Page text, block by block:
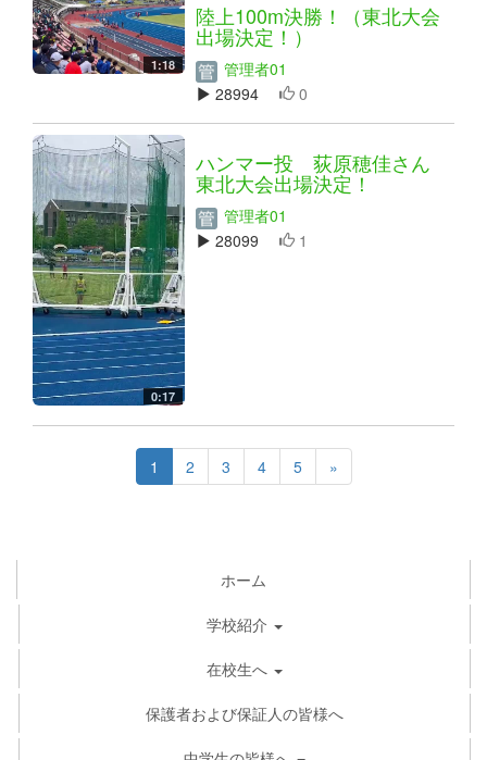
1:18
陸上100m決勝！（東北大会
出場決定！）
管理者01
28994
0
0:17
ハンマー投 荻原穂佳さん
東北大会出場決定！
管理者01
28099
1
1 2 3 4 5 »
ホーム
学校紹介
在校生へ
保護者および保証人の皆様へ